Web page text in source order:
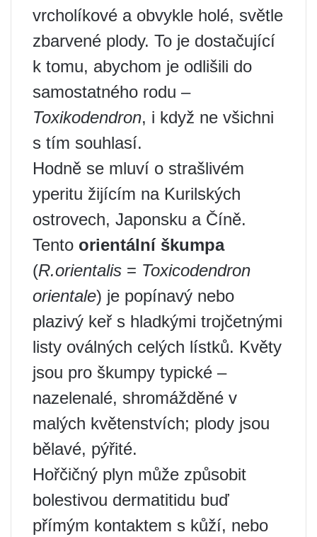
vrcholíkové a obvykle holé, světle
zbarvené plody. To je dostačující
k tomu, abychom je odlišili do
samostatného rodu –
Toxikodendron, i když ne všichni
s tím souhlasí.
Hodně se mluví o strašlivém
yperitu žijícím na Kurilských
ostrovech, Japonsku a Číně.
Tento orientální škumpa
(R.orientalis = Toxicodendron
orientale) je popínavý nebo
plazivý keř s hladkými trojčetnými
listy oválných celých lístků. Květy
jsou pro škumpy typické –
nazelenalé, shromážděné v
malých květenstvích; plody jsou
bělavé, pýřité.
Hořčičný plyn může způsobit
bolestivou dermatitidu buď
přímým kontaktem s kůží, nebo